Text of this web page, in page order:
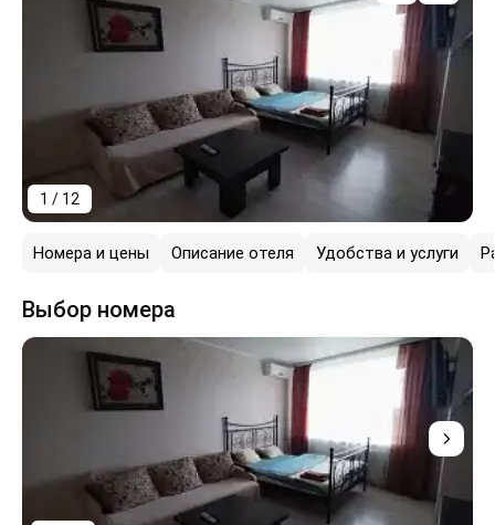
1 / 12
Номера и цены Описание отеля Удобства и услуги
Выбор номера